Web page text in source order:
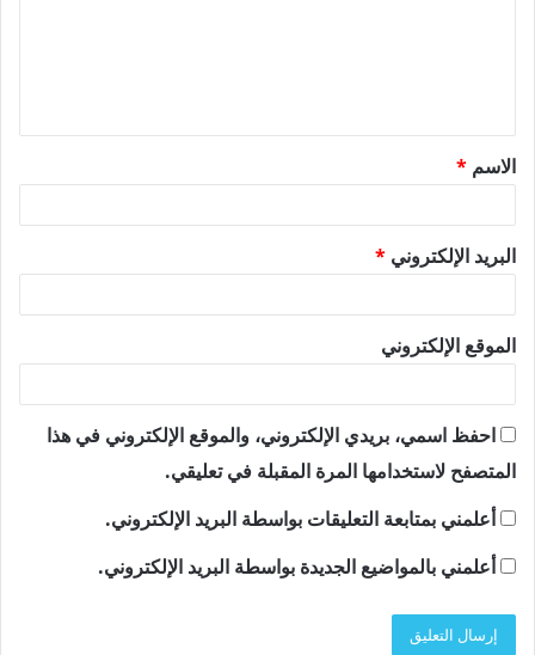
ق
*
الاسم *
البريد الإلكتروني *
الموقع الإلكتروني
احفظ اسمي، بريدي الإلكتروني، والموقع الإلكتروني في هذا
المتصفح لاستخدامها المرة المقبلة في تعليقي.
أعلمني بمتابعة التعليقات بواسطة البريد الإلكتروني.
أعلمني بالمواضيع الجديدة بواسطة البريد الإلكتروني.